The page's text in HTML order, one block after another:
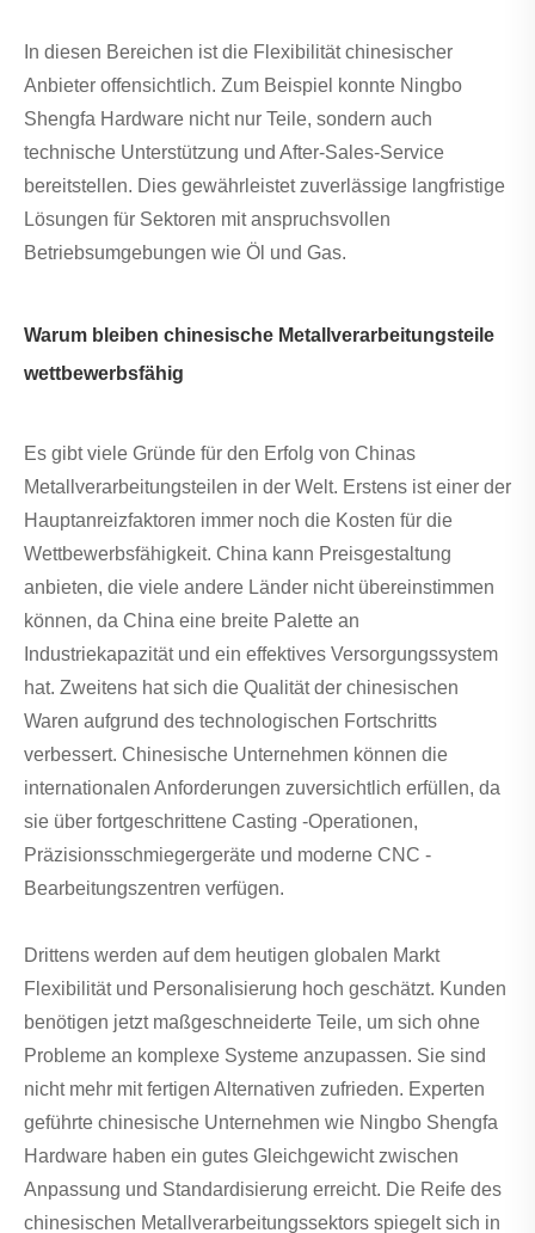
In diesen Bereichen ist die Flexibilität chinesischer
Anbieter offensichtlich. Zum Beispiel konnte Ningbo
Shengfa Hardware nicht nur Teile, sondern auch
technische Unterstützung und After-Sales-Service
bereitstellen. Dies gewährleistet zuverlässige langfristige
Lösungen für Sektoren mit anspruchsvollen
Betriebsumgebungen wie Öl und Gas.
Warum bleiben chinesische Metallverarbeitungsteile
wettbewerbsfähig
Es gibt viele Gründe für den Erfolg von Chinas
Metallverarbeitungsteilen in der Welt. Erstens ist einer der
Hauptanreizfaktoren immer noch die Kosten für die
Wettbewerbsfähigkeit. China kann Preisgestaltung
anbieten, die viele andere Länder nicht übereinstimmen
können, da China eine breite Palette an
Industriekapazität und ein effektives Versorgungssystem
hat. Zweitens hat sich die Qualität der chinesischen
Waren aufgrund des technologischen Fortschritts
verbessert. Chinesische Unternehmen können die
internationalen Anforderungen zuversichtlich erfüllen, da
sie über fortgeschrittene Casting -Operationen,
Präzisionsschmiegergeräte und moderne CNC -
Bearbeitungszentren verfügen.
Drittens werden auf dem heutigen globalen Markt
Flexibilität und Personalisierung hoch geschätzt. Kunden
benötigen jetzt maßgeschneiderte Teile, um sich ohne
Probleme an komplexe Systeme anzupassen. Sie sind
nicht mehr mit fertigen Alternativen zufrieden. Experten
geführte chinesische Unternehmen wie Ningbo Shengfa
Hardware haben ein gutes Gleichgewicht zwischen
Anpassung und Standardisierung erreicht. Die Reife des
chinesischen Metallverarbeitungssektors spiegelt sich in